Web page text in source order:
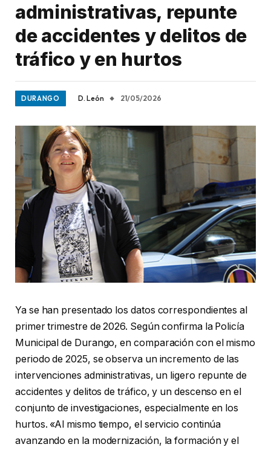
administrativas, repunte
de accidentes y delitos de
tráfico y en hurtos
DURANGO D. León 21/05/2026
Ya se han presentado los datos correspondientes al
primer trimestre de 2026. Según confirma la Policía
Municipal de Durango, en comparación con el mismo
periodo de 2025, se observa un incremento de las
intervenciones administrativas, un ligero repunte de
accidentes y delitos de tráfico, y un descenso en el
conjunto de investigaciones, especialmente en los
hurtos. «Al mismo tiempo, el servicio continúa
avanzando en la modernización, la formación y el